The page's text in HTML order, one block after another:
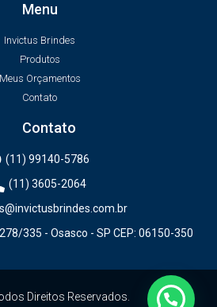
Menu
Invictus Brindes
Produtos
Meus Orçamentos
Contato
Contato
(11) 99140-5786
(11) 3605-2064
335 - Osasco - SP CEP: 06150-350
Direitos Reservados.